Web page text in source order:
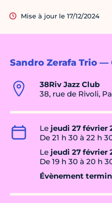
Sandro Zerafa Trio —
38Riv Jazz Club
38, rue de Rivoli,
Le jeudi 27 février
De 21 h 30 à 22 h
Le jeudi 27 février
De 19 h 30 à 20 h
Évènement
Mise à jour le 17/12/2024